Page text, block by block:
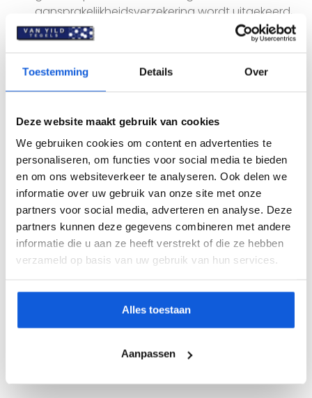
Toestemming Details Over
Deze website maakt gebruik van cookies
We gebruiken cookies om content en advertenties te
personaliseren, om functies voor social media te bieden
en om ons websiteverkeer te analyseren. Ook delen we
informatie over uw gebruik van onze site met onze
partners voor social media, adverteren en analyse. Deze
partners kunnen deze gegevens combineren met andere
informatie die u aan ze heeft verstrekt of die ze hebben
verzameld op basis van uw gebruik van hun services.
Alles toestaan
Aanpassen
aansprakelijkheidsverzekering wordt uitgekeerd,
dan wel tot het factuurbedrag van de
overeenkomst.
Artikel 9 – Overmacht
gerechtigd de uitvoering van de overeenkomst
op te schorten of de overeenkomst geheel of
gedeeltelijk te ontbinden.
Onder overmacht wordt onder andere verstaan:
storingen in de energie- of materiaalaanvoer,
overheidsmaatregelen, ziekte, brand, stakingen
of andere onvoorziene omstandigheden.
Artikel 10 – Intellectueel eigendom
ontwerpen, programma’s of andere materialen
blijven eigendom van opdrachtnemer.
exclusief en niet-overdraagbaar gebruiksrecht,